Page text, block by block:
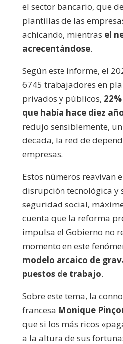
el sector bancario, que
plantillas de las
achicando, mientras el
acrecentándose.
Según este informe, el
6745 trabajadores en
privados y públicos,
que había hace diez
redujo sensiblemente,
década, la red de
empresas.
Estos números reavivan
disrupción tecnológica y
seguridad social,
cuenta que la reforma
impulsa el Gobierno no
momento en este
modelo arcaico de
puestos de trabajo.
Sobre este tema, la
francesa Monique
que si los más ricos
a la altura de sus